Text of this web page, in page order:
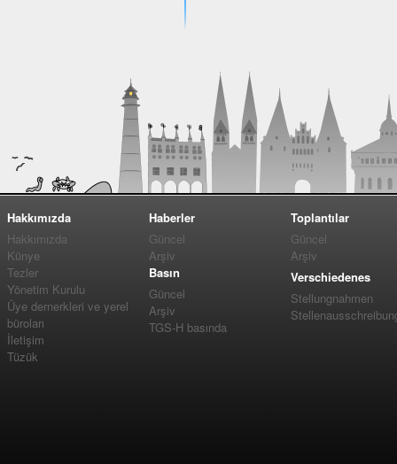
Hakkımızda
Hakkımızda
Künye
Tezler
Yönetim Kurulu
Üye dernerkleri ve yerel
büroları
İletişim
Tüzük
Haberler
Güncel
Arşiv
Basın
Güncel
Arşiv
TGS-H basında
Toplantılar
Güncel
Arşiv
Verschiedenes
Stellungnahmen